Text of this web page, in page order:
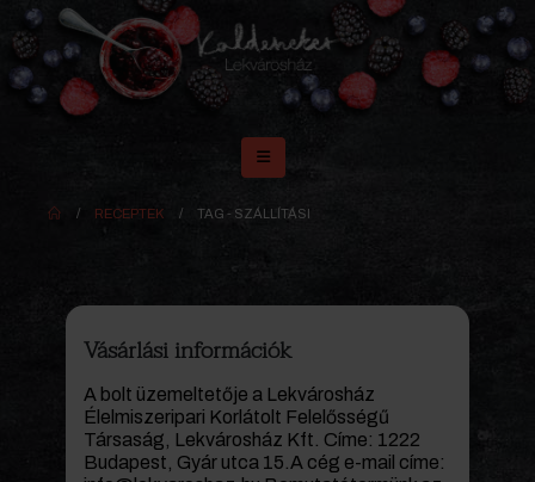
RECEPTEK TAG - SZÁLLÍTÁSI
Vásárlási információk
A bolt üzemeltetője a Lekvárosház
Élelmiszeripari Korlátolt Felelősségű
Társaság, Lekvárosház Kft. Címe: 1222
Budapest, Gyár utca 15.A cég e-mail címe: